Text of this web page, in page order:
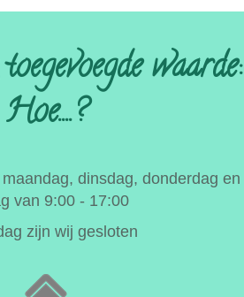
waarde:
Hoe....?
dinsdag, donderdag en
van 9:00 - 17:00
zijn wij gesloten